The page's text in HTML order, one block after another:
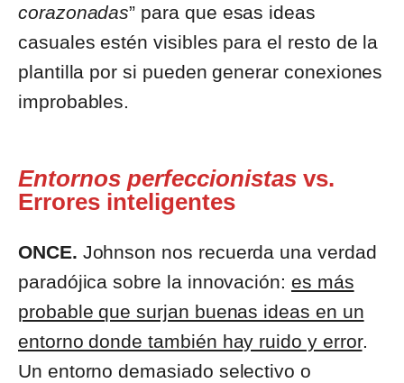
corazonadas” para que esas ideas
casuales estén visibles para el resto de la
plantilla por si pueden generar conexiones
improbables.
Entornos perfeccionistas vs.
Errores inteligentes
ONCE. Johnson nos recuerda una verdad
paradójica sobre la innovación: es más
probable que surjan buenas ideas en un
entorno donde también hay ruido y error.
Un entorno demasiado selectivo o